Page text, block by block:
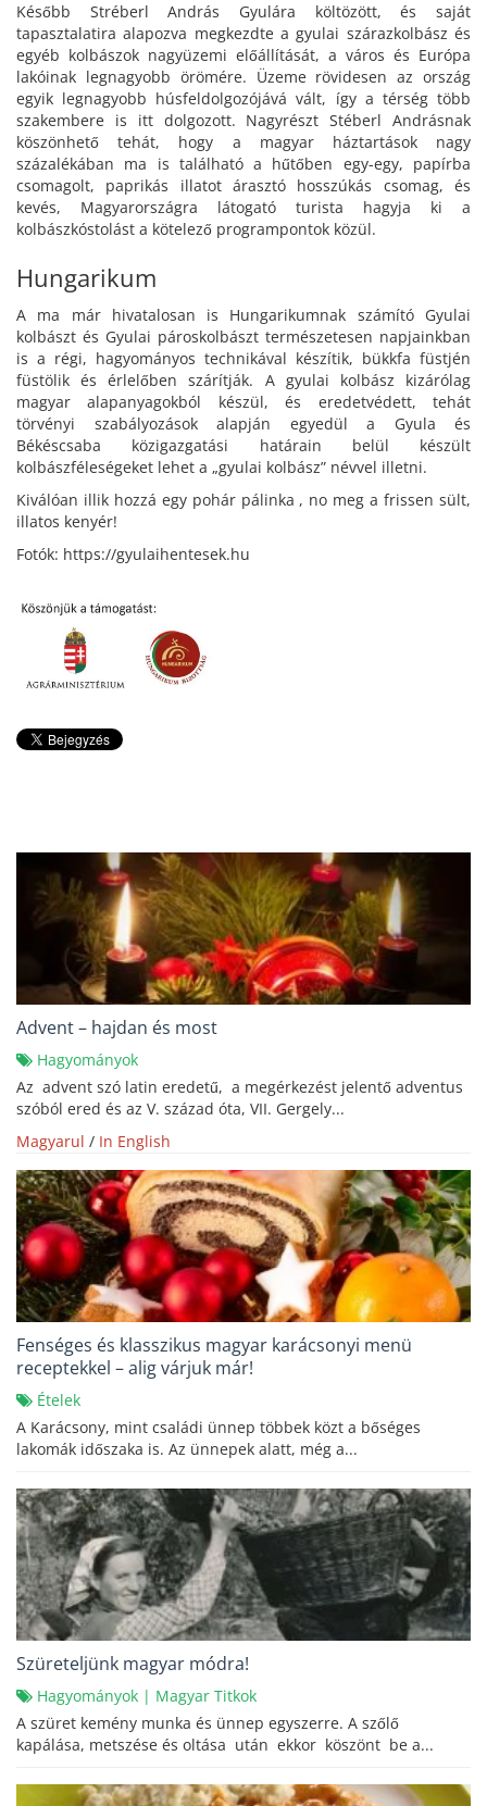
Később Stréberl András Gyulára költözött, és saját
tapasztalatira alapozva megkezdte a gyulai szárazkolbász és
egyéb kolbászok nagyüzemi előállítását, a város és Európa
lakóinak legnagyobb örömére. Üzeme rövidesen az ország
egyik legnagyobb húsfeldolgozójává vált, így a térség több
szakembere is itt dolgozott. Nagyrészt Stéberl Andrásnak
köszönhető tehát, hogy a magyar háztartások nagy
százalékában ma is található a hűtőben egy-egy, papírba
csomagolt, paprikás illatot árasztó hosszúkás csomag, és
kevés, Magyarországra látogató turista hagyja ki a
kolbászkóstolást a kötelező programpontok közül.
Hungarikum
A ma már hivatalosan is Hungarikumnak számító Gyulai
kolbászt és Gyulai pároskolbászt természetesen napjainkban
is a régi, hagyományos technikával készítik, bükkfa füstjén
füstölik és érlelőben szárítják. A gyulai kolbász kizárólag
magyar alapanyagokból készül, és eredetvédett, tehát
törvényi szabályozások alapján egyedül a Gyula és
Békéscsaba közigazgatási határain belül készült
kolbászféleségeket lehet a „gyulai kolbász” névvel illetni.
Kiválóan illik hozzá egy pohár pálinka , no meg a frissen sült,
illatos kenyér!
Fotók: https://gyulaihentesek.hu
Advent – hajdan és most
Hagyományok
Az advent szó latin eredetű, a megérkezést jelentő adventus
szóból ered és az V. század óta, VII. Gergely...
Magyarul / In English
Fenséges és klasszikus magyar karácsonyi menü
receptekkel – alig várjuk már!
Ételek
A Karácsony, mint családi ünnep többek közt a bőséges
lakomák időszaka is. Az ünnepek alatt, még a...
Szüreteljünk magyar módra!
Hagyományok | Magyar Titkok
A szüret kemény munka és ünnep egyszerre. A szőlő
kapálása, metszése és oltása után ekkor köszönt be a...